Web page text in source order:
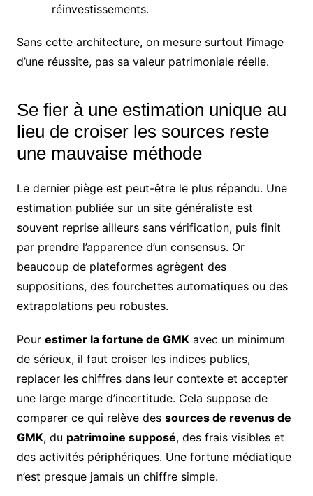
réinvestissements.
Sans cette architecture, on mesure surtout l’image
d’une réussite, pas sa valeur patrimoniale réelle.
Se fier à une estimation unique au
lieu de croiser les sources reste
une mauvaise méthode
Le dernier piège est peut-être le plus répandu. Une
estimation publiée sur un site généraliste est
souvent reprise ailleurs sans vérification, puis finit
par prendre l’apparence d’un consensus. Or
beaucoup de plateformes agrègent des
suppositions, des fourchettes automatiques ou des
extrapolations peu robustes.
Pour estimer la fortune de GMKavec un minimum
de sérieux, il faut croiser les indices publics,
replacer les chiffres dans leur contexte et accepter
une large marge d’incertitude. Cela suppose de
comparer ce qui relève des sources de revenus de
GMK, du patrimoine supposé, des frais visibles et
des activités périphériques. Une fortune médiatique
n’est presque jamais un chiffre simple.